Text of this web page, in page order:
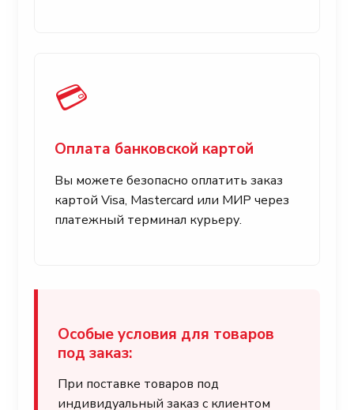
💳
Оплата банковской картой
Вы можете безопасно оплатить заказ
картой Visa, Mastercard или МИР через
платежный терминал курьеру.
Особые условия для товаров
под заказ:
При поставке товаров под
индивидуальный заказ с клиентом